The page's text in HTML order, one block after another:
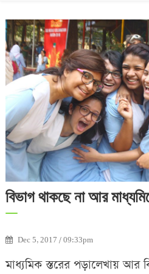
বিভাগ থাকছে না আর
Dec 5, 2017 / 09:33pm
মাধ্যমিক স্তরের পড়ালেখায় আর